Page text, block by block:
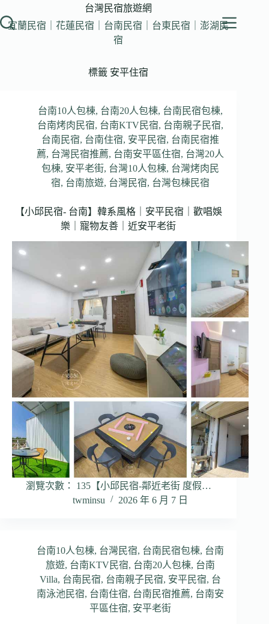
至
台灣民宿旅遊網
宜蘭民宿｜花蓮民宿｜台南民宿｜台東民宿｜澎湖民
宿
標籤 安平住宿
台南10人包棟, 台南20人包棟, 台南民宿包棟,
台南烤肉民宿, 台南KTV民宿, 台南親子民宿,
台南民宿, 台南住宿, 安平民宿, 台南民宿推
薦, 台灣民宿推薦, 台南安平區住宿, 台灣20人
包棟, 安平老街, 台灣10人包棟, 台灣烤肉民
宿, 台南旅遊, 台灣民宿, 台灣包棟民宿
【小邱民宿- 台南】韓系風格｜安平民宿｜歡唱娛
樂｜寵物友善｜近安平老街
瀏覽次數： 135【小邱民宿-鄰近老街 度假…
twminsu
2026 年 6 月 7 日
台南10人包棟, 台灣民宿, 台南民宿包棟, 台南
旅遊, 台南KTV民宿, 台南20人包棟, 台南
Villa, 台南民宿, 台南親子民宿, 安平民宿, 台
南泳池民宿, 台南住宿, 台南民宿推薦, 台南安
平區住宿, 安平老街